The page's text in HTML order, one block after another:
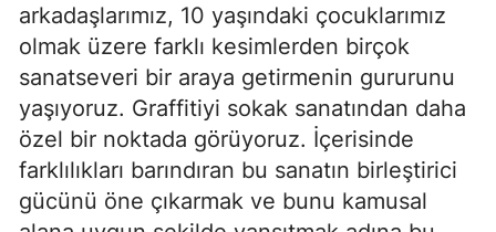
arkadaşlarımız, 10 yaşındaki çocuklarımız
olmak üzere farklı kesimlerden birçok
sanatseveri bir araya getirmenin gururunu
yaşıyoruz. Graffitiyi sokak sanatından daha
özel bir noktada görüyoruz. İçerisinde
farklılıkları barındıran bu sanatın birleştirici
gücünü öne çıkarmak ve bunu kamusal